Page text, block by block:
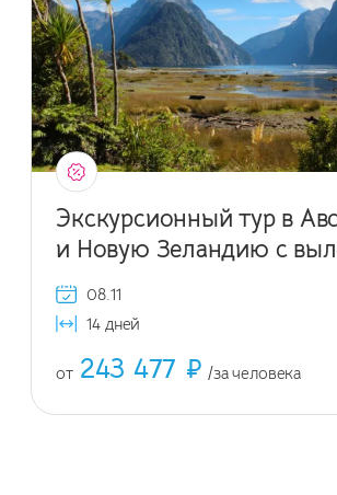
Экскурсионный тур в
и Новую Зеландию с
Санкт-Петербурга
08.11
14 дней
от 243 477 ₽ /за человека